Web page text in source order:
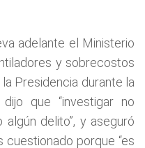
adelante el Ministerio
y sobrecostos
Presidencia durante la
que “investigar no
delito”, y aseguró
porque “es